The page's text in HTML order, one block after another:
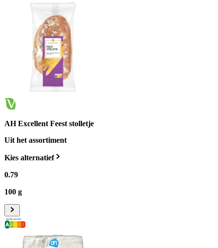
AH Excellent Feest stolletje
Uit het assortiment
Kies alternatief
0.79
100 g